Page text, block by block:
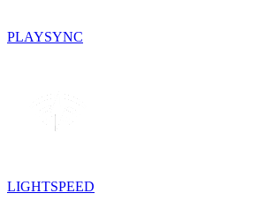
PLAYSYNC
LIGHTSPEED